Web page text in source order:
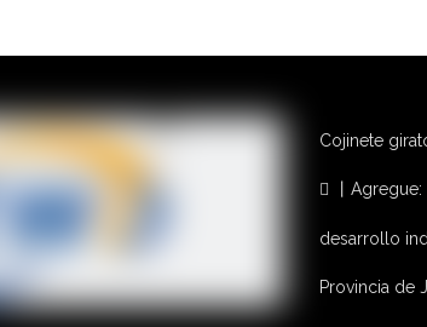
Cojinete
 丨
desarrollo
Provincia de